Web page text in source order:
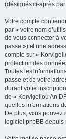
(désignés ci-après
Votre compte
par « votre nom
de vous connecter à
passe ») et une
compte sur «
protection des
Toutes les
passe et de votre
durant votre
de « Korvigelloù An
quelles informations
De plus, vous pouvez
logiciel phpBB